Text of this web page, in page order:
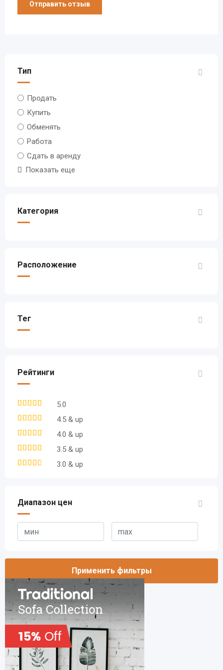
Тип
Продать
Купить
Обменять
Работа
Сдать в аренду
Показать еще
Категория
Расположение
Тег
Рейтинги
5.0
4.5 & up
4.0 & up
3.5 & up
3.0 & up
Диапазон цен
Применить фильтры